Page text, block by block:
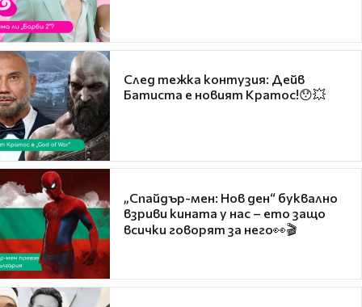
След тежка контузия: Дейв
Батиста е новият Кратос!😯💥
„Спайдър-мен: Нов ден“ буквално
взриви кината у нас – ето защо
всички говорят за него👀🎬